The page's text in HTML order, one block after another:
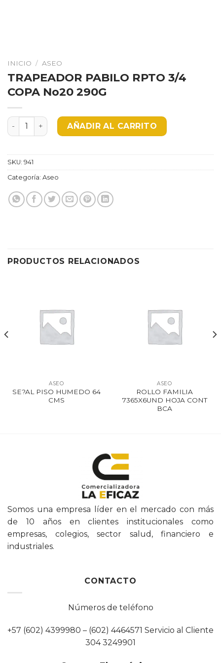
INICIO / ASEO
TRAPEADOR PABILO RPTO 3/4
COPA No20 290G
TRAPEADOR PABILO RPTO 3/4 COPA No20 290G
AÑADIR AL CARRITO
SKU: 941
Categoría: Aseo
PRODUCTOS RELACIONADOS
ASEO
SE?AL PISO HUMEDO 64
CMS
ASEO
ROLLO FAMILIA
7365X6UND HOJA CONT
BCA
Somos una empresa líder en el mercado con más
de 10 años en clientes institucionales como
empresas, colegios, sector salud, financiero e
industriales.
CONTACTO
Números de teléfono
+57 (602) 4399980 – (602) 4464571 Servicio al Cliente
304 3249901